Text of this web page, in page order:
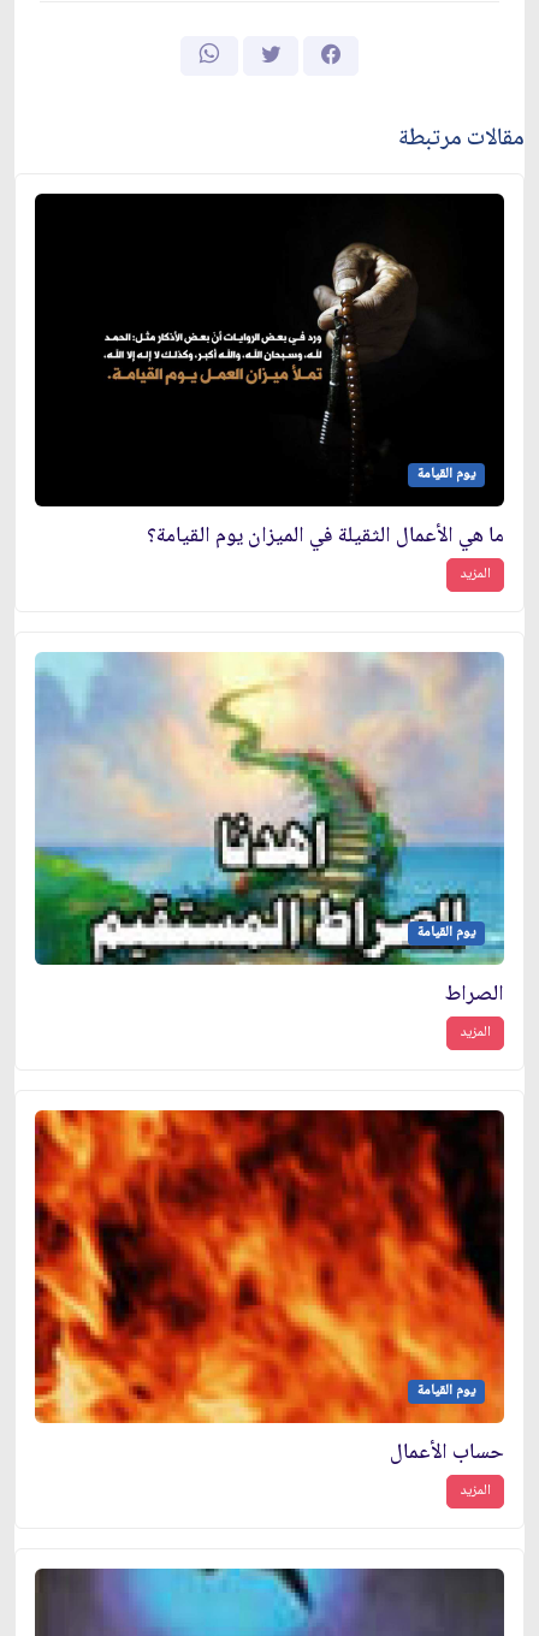
مقالات مرتبطة
يوم القيامة
ما هي الأعمال الثقيلة في الميزان يوم القيامة؟
المزيد
يوم القيامة
الصراط
المزيد
يوم القيامة
حساب الأعمال
المزيد